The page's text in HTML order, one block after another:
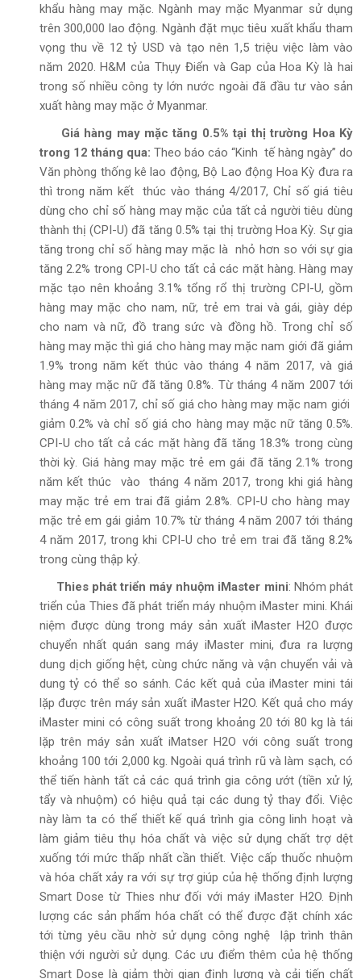
khẩu hàng may mặc. Ngành may mặc Myanmar sử dụng
trên 300,000 lao động. Ngành đặt mục tiêu xuất khẩu tham
vọng thu về 12 tỷ USD và tạo nên 1,5 triệu việc làm vào
năm 2020. H&M của Thụy Điển và Gap của Hoa Kỳ là hai
trong số nhiều công ty lớn nước ngoài đã đầu tư vào sản
xuất hàng may mặc ở Myanmar.
Giá hàng may mặc tăng 0.5% tại thị trường Hoa Kỳ
trong 12 tháng qua: Theo báo cáo “Kinh tế hàng ngày” do
Văn phòng thống kê lao động, Bộ Lao động Hoa Kỳ đưa ra
thì trong năm kết thúc vào tháng 4/2017, Chỉ số giá tiêu
dùng cho chỉ số hàng may mặc của tất cả người tiêu dùng
thành thị (CPI-U) đã tăng 0.5% tại thị trường Hoa Kỳ. Sự gia
tăng trong chỉ số hàng may mặc là nhỏ hơn so với sự gia
tăng 2.2% trong CPI-U cho tất cả các mặt hàng. Hàng may
mặc tạo nên khoảng 3.1% tổng rổ thị trường CPI-U, gồm
hàng may mặc cho nam, nữ, trẻ em trai và gái, giày dép
cho nam và nữ, đồ trang sức và đồng hồ. Trong chỉ số
hàng may mặc thì giá cho hàng may mặc nam giới đã giảm
1.9% trong năm kết thúc vào tháng 4 năm 2017, và giá
hàng may mặc nữ đã tăng 0.8%. Từ tháng 4 năm 2007 tới
tháng 4 năm 2017, chỉ số giá cho hàng may mặc nam giới
giảm 0.2% và chỉ số giá cho hàng may mặc nữ tăng 0.5%.
CPI-U cho tất cả các mặt hàng đã tăng 18.3% trong cùng
thời kỳ. Giá hàng may mặc trẻ em gái đã tăng 2.1% trong
năm kết thúc vào tháng 4 năm 2017, trong khi giá hàng
may mặc trẻ em trai đã giảm 2.8%. CPI-U cho hàng may
mặc trẻ em gái giảm 10.7% từ tháng 4 năm 2007 tới tháng
4 năm 2017, trong khi CPI-U cho trẻ em trai đã tăng 8.2%
trong cùng thập kỷ.
Thies phát triển máy nhuộm iMaster mini: Nhóm phát
triển của Thies đã phát triển máy nhuộm iMaster mini. Khái
niệm được dùng trong máy sản xuất iMaster H2O được
chuyển nhất quán sang máy iMaster mini, đưa ra lượng
dung dịch giống hệt, cùng chức năng và vận chuyển vải và
dung tỷ có thể so sánh. Các kết quả của iMaster mini tái
lặp được trên máy sản xuất iMaster H2O. Kết quả cho máy
iMaster mini có công suất trong khoảng 20 tới 80 kg là tái
lặp trên máy sản xuất iMatser H2O với công suất trong
khoảng 100 tới 2,000 kg. Ngoài quá trình rũ và làm sạch, có
thể tiến hành tất cả các quá trình gia công ướt (tiền xử lý,
tẩy và nhuộm) có hiệu quả tại các dung tỷ thay đổi. Việc
này làm ta có thể thiết kế quá trình gia công linh hoạt và
làm giảm tiêu thụ hóa chất và việc sử dụng chất trợ dệt
xuống tới mức thấp nhất cần thiết. Việc cấp thuốc nhuộm
và hóa chất xảy ra với sự trợ giúp của hệ thống định lượng
Smart Dose từ Thies như đối với máy iMaster H2O. Định
lượng các sản phẩm hóa chất có thể được đặt chính xác
tới từng yêu cầu nhờ sử dụng công nghệ lập trình thân
thiện với người sử dụng. Các ưu điểm thêm của hệ thống
Smart Dose là giảm thời gian định lượng và cải tiến chất